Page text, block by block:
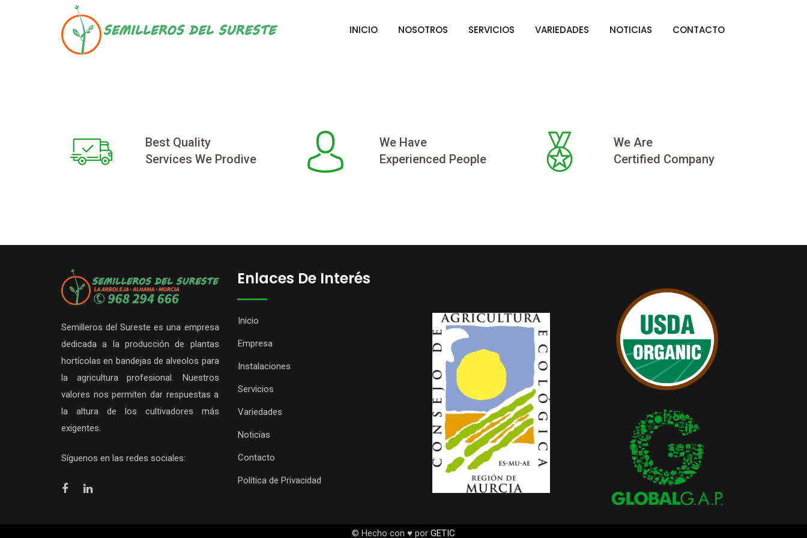
INICIO NOSOTROS SERVICIOS VARIEDADES NOTICIAS CONTACTO
Best Quality
Services We Prodive
We Have
Experienced People
We Are
Certified Company
Semilleros del Sureste es una empresa
dedicada a la producción de plantas
hortícolas en bandejas de alveolos para
la agricultura profesional. Nuestros
valores nos permiten dar respuestas a
la altura de los cultivadores más
exigentes.
Síguenos en las redes sociales:
Enlaces De Interés
Inicio
Empresa
Instalaciones
Servicios
Variedades
Noticias
Contacto
Política de Privacidad
© Hecho con ♥ por GETIC